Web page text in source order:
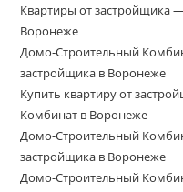
Квартиры от застройщика
Воронеже
Домо‑Строительный
застройщика в Воронеже
Купить квартиру от
Комбинат в Воронеже
Домо-Строительный
застройщика в Воронеже
Домо-Строительный